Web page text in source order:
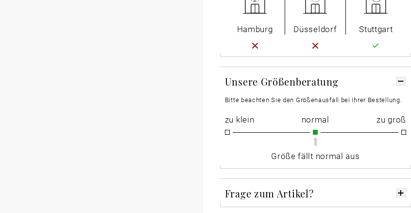
Hamburg Düsseldorf Stuttgart
Unsere Größenberatung
Bitte beachten Sie den Größenausfall bei Ihrer Bestellung.
zu klein normal zu groß
Größe fällt normal aus
Frage zum Artikel?